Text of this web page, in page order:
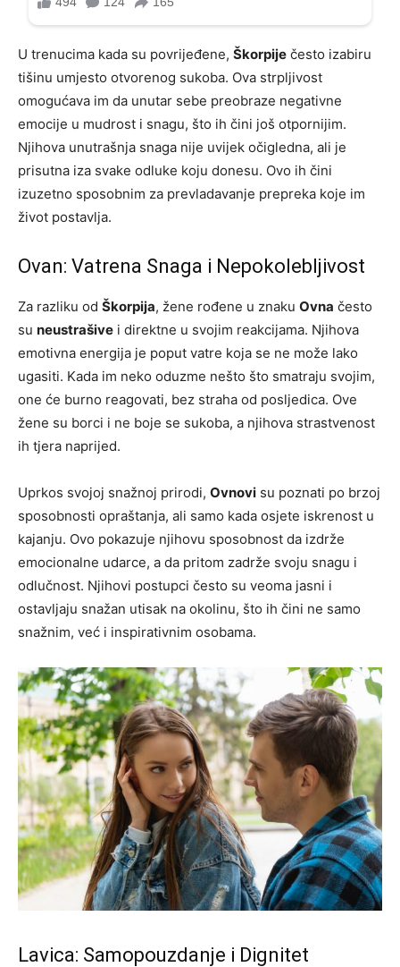
U trenucima kada su povrijeđene, Škorpije često izabiru
tišinu umjesto otvorenog sukoba. Ova strpljivost
omogućava im da unutar sebe preobraze negativne
emocije u mudrost i snagu, što ih čini još otpornijim.
Njihova unutrašnja snaga nije uvijek očigledna, ali je
prisutna iza svake odluke koju donesu. Ovo ih čini
izuzetno sposobnim za prevladavanje prepreka koje im
život postavlja.
Ovan: Vatrena Snaga i Nepokolebljivost
Za razliku od Škorpija, žene rođene u znaku Ovna često
su neustrašive i direktne u svojim reakcijama. Njihova
emotivna energija je poput vatre koja se ne može lako
ugasiti. Kada im neko oduzme nešto što smatraju svojim,
one će burno reagovati, bez straha od posljedica. Ove
žene su borci i ne boje se sukoba, a njihova strastvenost
ih tjera naprijed.
Uprkos svojoj snažnoj prirodi, Ovnovi su poznati po brzoj
sposobnosti opraštanja, ali samo kada osjete iskrenost u
kajanju. Ovo pokazuje njihovu sposobnost da izdrže
emocionalne udarce, a da pritom zadrže svoju snagu i
odlučnost. Njihovi postupci često su veoma jasni i
ostavljaju snažan utisak na okolinu, što ih čini ne samo
snažnim, već i inspirativnim osobama.
Lavica: Samopouzdanje i Dignitet